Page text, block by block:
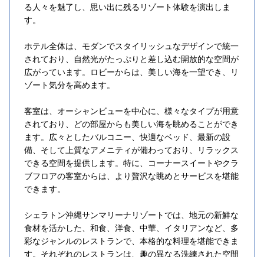
る人々を魅了し、思い出に残るリゾート体験を演出しま
す。
ホテル全体は、モダンでスタイリッシュなデザインで統一
されており、自然光がたっぷりと差し込む開放的な空間が
広がっています。ロビーからは、美しい海を一望でき、リ
ゾート気分を高めます。
客室は、オーシャンビューを中心に、様々なタイプが用意
されており、どの部屋からも美しい海を眺めることができ
ます。広々としたバルコニー、快適なベッド、最新の設
備、そして上質なアメニティが備わっており、リラックス
できる空間を提供します。特に、コーナースイートやクラ
ブフロアの客室からは、より贅沢な眺めとサービスを堪能
できます。
シェラトン沖縄サンマリーナリゾートでは、地元の新鮮な
食材を活かした、和食、洋食、中華、イタリアンなど、多
彩なジャンルのレストランで、本格的な料理を堪能できま
す。それぞれのレストランは、趣の異なる洗練された空間